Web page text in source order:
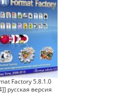
Factory 5.8.1.0
русская версия